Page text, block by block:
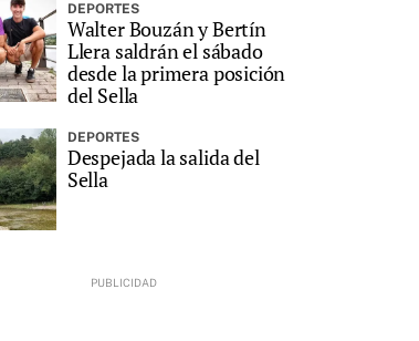
DEPORTES
Walter Bouzán y Bertín
Llera saldrán el sábado
desde la primera posición
del Sella
DEPORTES
Despejada la salida del
Sella